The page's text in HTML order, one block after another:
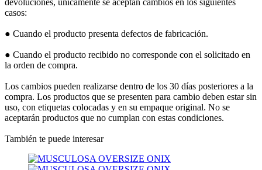
casos:
● Cuando el producto presenta defectos de fabricación.
● Cuando el producto recibido no corresponde con el solicitado en
la orden de compra.
Los cambios pueden realizarse dentro de los 30 días posteriores a la
compra. Los productos que se presenten para cambio deben estar sin
uso, con etiquetas colocadas y en su empaque original. No se
aceptarán productos que no cumplan con estas condiciones.
También te puede interesar